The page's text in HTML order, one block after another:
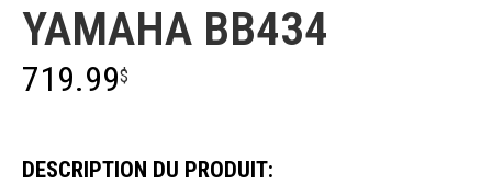
YAMAHA BB434
719.99$
DESCRIPTION DU PRODUIT: